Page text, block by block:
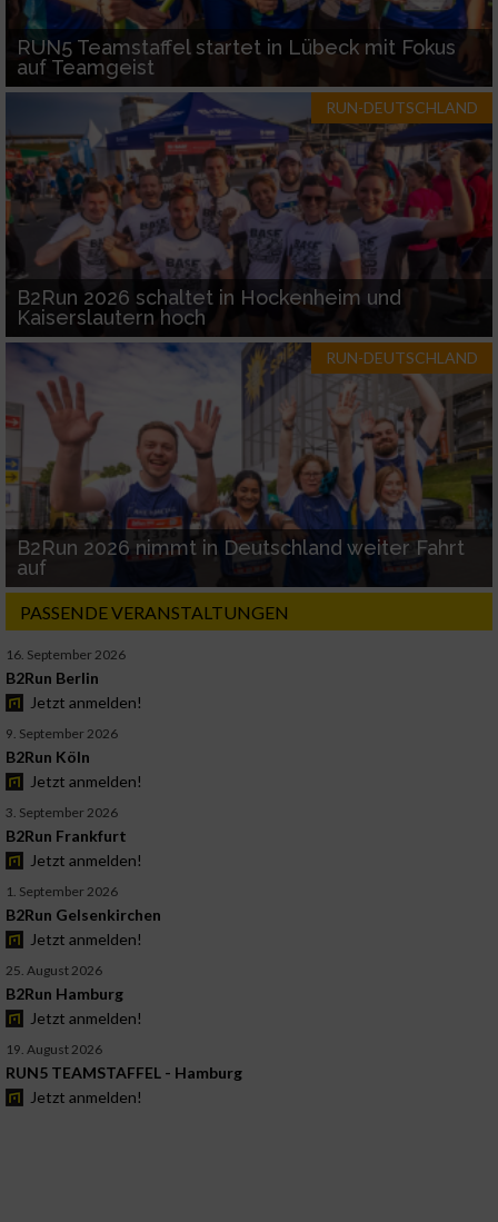
RUN5 Teamstaffel startet in Lübeck mit Fokus
auf Teamgeist
RUN-DEUTSCHLAND
B2Run 2026 schaltet in Hockenheim und
Kaiserslautern hoch
RUN-DEUTSCHLAND
B2Run 2026 nimmt in Deutschland weiter Fahrt
auf
PASSENDE VERANSTALTUNGEN
16. September 2026
B2Run Berlin
Jetzt anmelden!
9. September 2026
B2Run Köln
Jetzt anmelden!
3. September 2026
B2Run Frankfurt
Jetzt anmelden!
1. September 2026
B2Run Gelsenkirchen
Jetzt anmelden!
25. August 2026
B2Run Hamburg
Jetzt anmelden!
19. August 2026
RUN5 TEAMSTAFFEL - Hamburg
Jetzt anmelden!